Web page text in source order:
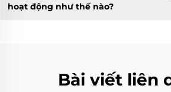
hoạt động như thế nào?
Bài viết liên